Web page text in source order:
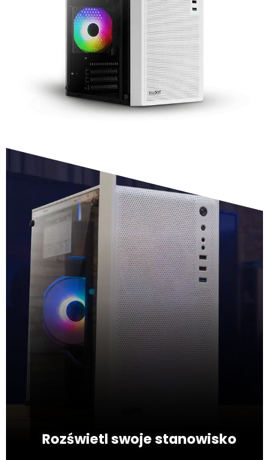
Rozświetl swoje stanowisko